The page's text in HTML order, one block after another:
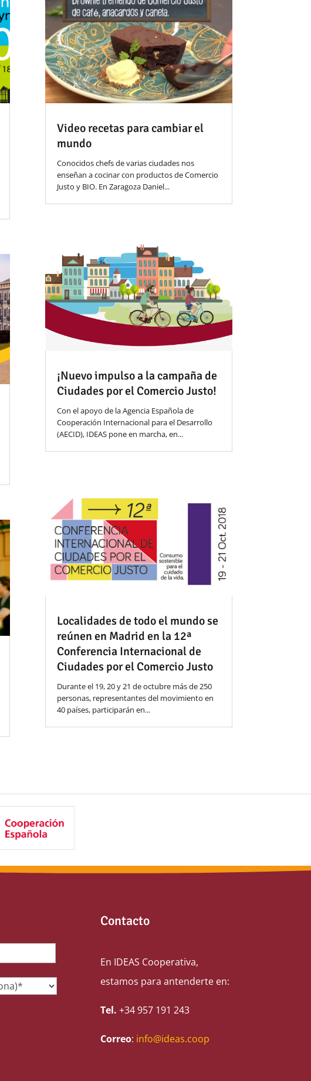
Video recetas para cambiar el
mundo
Conocidos chefs de varias ciudades nos
enseñan a cocinar con productos de Comercio
Justo y BIO. En Zaragoza Daniel...
¡Nuevo impulso a la campaña de
Ciudades por el Comercio Justo!
Con el apoyo de la Agencia Española de
Cooperación Internacional para el Desarrollo
(AECID), IDEAS pone en marcha, en...
Localidades de todo el mundo se
reúnen en Madrid en la 12ª
Conferencia Internacional de
Ciudades por el Comercio Justo
Durante el 19, 20 y 21 de octubre más de 250
personas, representantes del movimiento en
40 países, participarán en...
Contacto
En IDEAS Cooperativa,
estamos para antenderte en:
Tel. +34 957 191 243
Correo: info@ideas.coop